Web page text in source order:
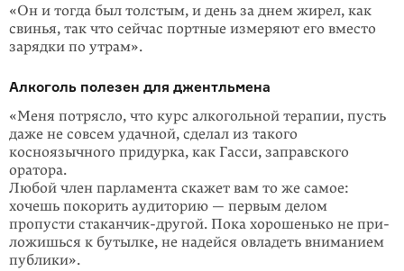
«Он и тогда был толстым, и день за днем жирел, как
свинья, так что сейчас портные измеряют его вместо
зарядки по утрам».
Алкоголь полезен для джентльмена
«Меня потрясло, что курс алкогольной терапии, пусть
даже не совсем удачной, сделал из такого
косноязычного придурка, как Гасси, запра­вского
оратора.
Лю­бой член парламента скажет вам то же самое:
хочешь покорить аудито­рию — первым делом
пропусти стаканчик-другой. Пока хорошенько не при­
ложишься к бутылке, не на­дейся овладеть вниманием
публики».